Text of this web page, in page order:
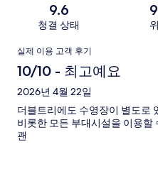
9.6
청결 상태
이
용
후
기
실제 이용 고객 후기
10/10 - 최고예요
2026년 4월 22일
더블트리에도 수영장이 별도로
비롯한 모든 부대시설을 이용할
괜